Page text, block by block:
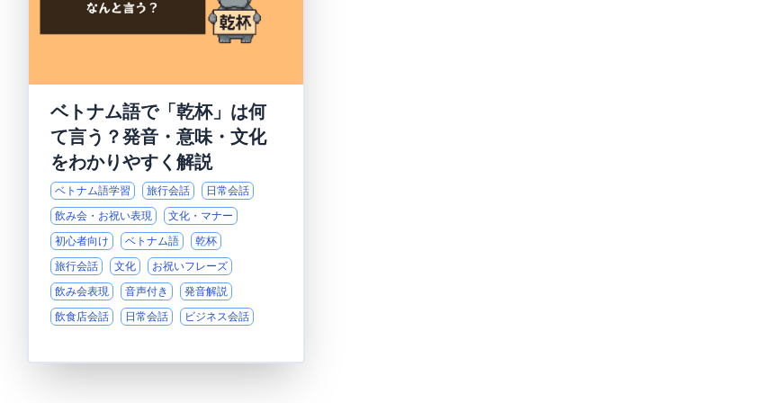
ベトナム語で「乾杯」は何
て言う？発音・意味・文化
をわかりやすく解説
ベトナム語学習 旅行会話
日常会話
飲み会・お祝い表現
文化・マナー
初心者向け
ベトナム語
乾杯
旅行会話
文化
お祝いフレーズ
飲み会表現
音声付き
発音解説
飲食店会話
日常会話 ビジネス会話